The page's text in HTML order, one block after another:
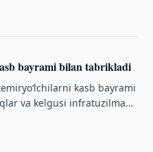
ishtirok …
bayrami bilan tabrikladi
kasb bayrami
va kelgusi infratuzilma